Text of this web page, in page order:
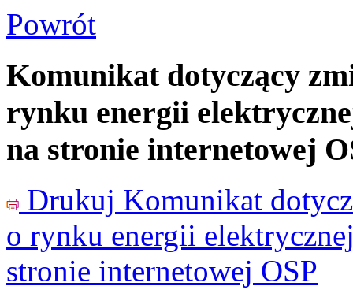
Powrót
Komunikat dotyczący
rynku energii
na stronie internetowej
Drukuj Komunikat
o rynku energii
stronie internetowej OSP